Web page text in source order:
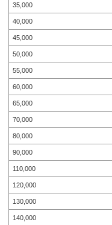
35,000
40,000
45,000
50,000
55,000
60,000
65,000
70,000
80,000
90,000
110,000
120,000
130,000
140,000